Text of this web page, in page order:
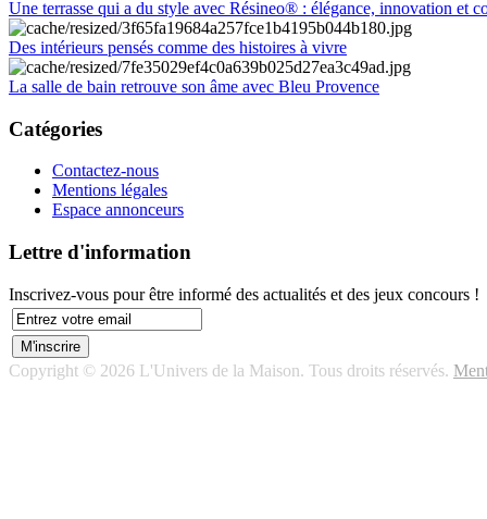
Une terrasse qui a du style avec Résineo® : élégance, innovation et
Des intérieurs pensés comme des histoires à vivre
La salle de bain retrouve son âme avec Bleu Provence
Catégories
Contactez-nous
Mentions légales
Espace annonceurs
Lettre d'information
Inscrivez-vous pour être informé des actualités et des jeux concours !
Copyright © 2026 L'Univers de la Maison. Tous droits réservés.